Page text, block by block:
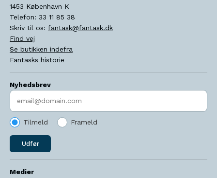
1453 København K
Telefon: 33 11 85 38
Skriv til os: fantask@fantask.dk
Find vej
Se butikken indefra
Fantasks historie
Nyhedsbrev
Indtast søgeord
Tilmeld Frameld
Udfør
Medier